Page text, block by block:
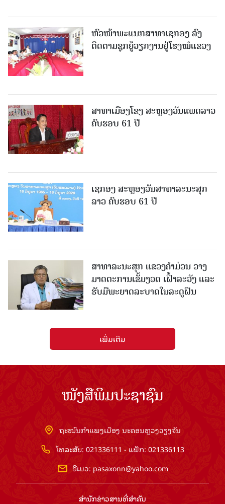
ຫົວໜ້າພະແນກສາທາເຊກອງ ລົງ
ຕິດຕາມຊຸກຍູ້ວຽກງານຢູ່ໂຮງໝໍແຂວງ
ສາທາເມືອງໂຂງ ສະຫຼອງວັນແພດລາວ
ຄົບຮອບ 61 ປີ
ເຊກອງ ສະຫຼອງວັນສາທາລະນະສຸກ
ລາວ ຄົບຮອບ 61 ປີ
ສາທາລະນະສຸກ ແຂວງຄໍາມ່ວນ ວາງ
ມາດຕະການເຂັ້ມງວດ ເຝົ້າລະວັງ ແລະ
ຮັບມືພະຍາດລະບາດໃນລະດູຝົນ
ເພີ່ມເຕີມ
ໜັງສືພິມປະຊາຊົນ
ຖະໜົນກຳແພງເມືອງ ນະຄອນຫຼວງວຽງຈັນ
ໂທລະສັບ: 021336111 - ແຟັກ: 021336113
ອີເມວ: pasaxonn@yahoo.com
ສຳ​ນັກ​ຂ່າວ​ສານ​ທີ່​ສຳ​ຄັນ​